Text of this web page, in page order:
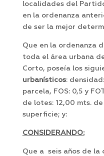
localidades del
en la ordenanza
de ser la mejor
Que en la ordenanza
toda el área urbana
Corto, poseía los
urbanísticos:
parcela, FOS: 0,5 y
de lotes: 12,00 mts.
superficie; y:
CONSIDERANDO:
Que a seis años de la